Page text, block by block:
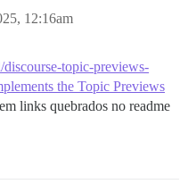
12:16am
topic-previews-
the Topic Previews
links quebrados no readme